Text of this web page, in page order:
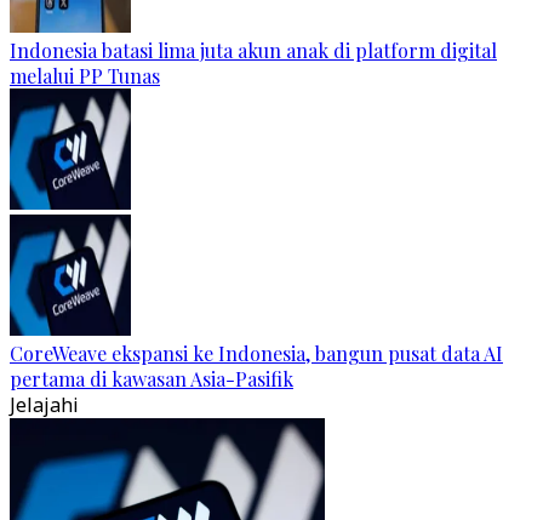
Indonesia batasi lima juta akun anak di platform digital
melalui PP Tunas
CoreWeave ekspansi ke Indonesia, bangun pusat data AI
pertama di kawasan Asia-Pasifik
Jelajahi